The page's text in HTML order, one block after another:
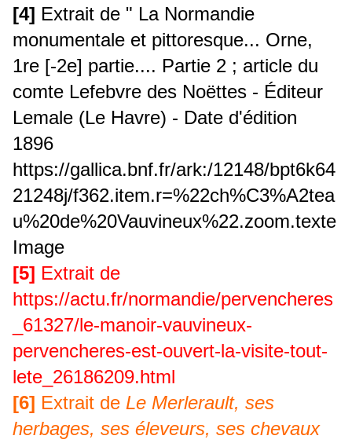
[4] Extrait de " La Normandie
monumentale et pittoresque... Orne,
1re [-2e] partie.... Partie 2 ; article du
comte Lefebvre des Noëttes - Éditeur
Lemale (Le Havre) - Date d'édition
1896
https://gallica.bnf.fr/ark:/12148/bpt6k64
21248j/f362.item.r=%22ch%C3%A2tea
u%20de%20Vauvineux%22.zoom.texte
Image
[5] Extrait de
https://actu.fr/normandie/pervencheres
_61327/le-manoir-vauvineux-
pervencheres-est-ouvert-la-visite-tout-
lete_26186209.html
[6] Extrait de Le Merlerault, ses
herbages, ses éleveurs, ses chevaux